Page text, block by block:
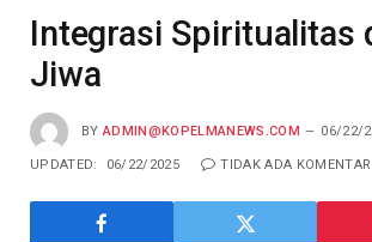
Integrasi Spiritualitas
Jiwa
BY ADMIN@KOPELMANEWS.COM 06/22/
UPDATED: 06/22/2025 TIDAK ADA KOMENTAR